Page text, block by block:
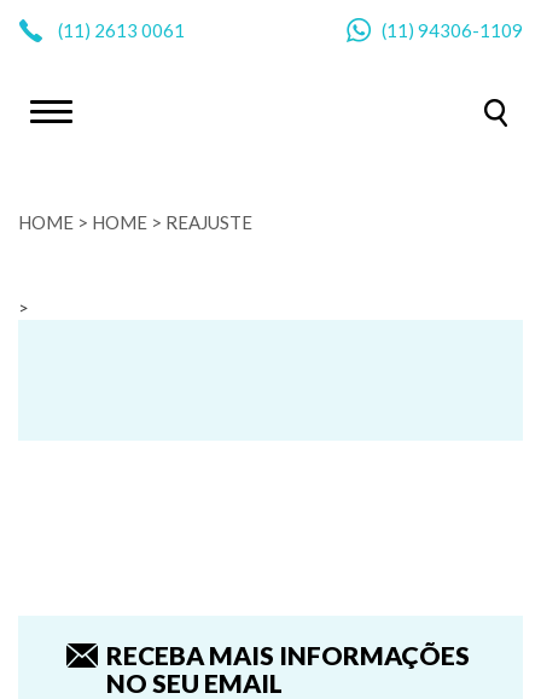
(11) 2613 0061 (11) 94306-1109
HOME > HOME > REAJUSTE
>
RECEBA MAIS INFORMAÇÕES
NO SEU EMAIL